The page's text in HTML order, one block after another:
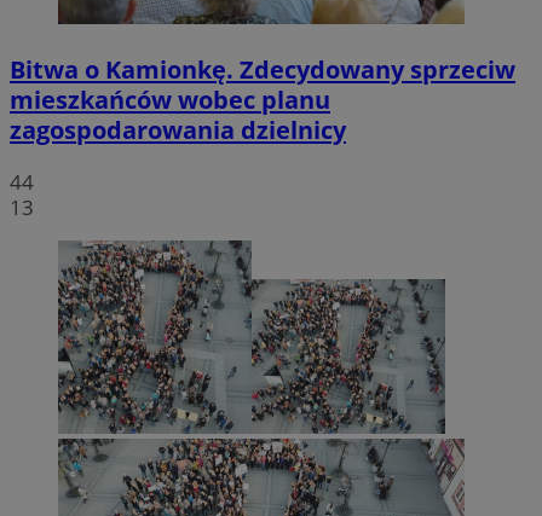
Bitwa o Kamionkę. Zdecydowany sprzeciw
mieszkańców wobec planu
zagospodarowania dzielnicy
44
13